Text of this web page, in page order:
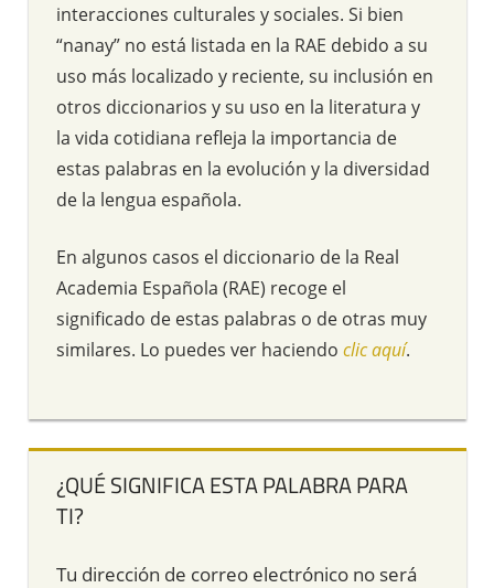
interacciones culturales y sociales. Si bien
“nanay” no está listada en la RAE debido a su
uso más localizado y reciente, su inclusión en
otros diccionarios y su uso en la literatura y
la vida cotidiana refleja la importancia de
estas palabras en la evolución y la diversidad
de la lengua española.
En algunos casos el diccionario de la Real
Academia Española (RAE) recoge el
significado de estas palabras o de otras muy
similares. Lo puedes ver haciendo clic aquí.
¿QUÉ SIGNIFICA ESTA PALABRA PARA
TI?
Tu dirección de correo electrónico no será